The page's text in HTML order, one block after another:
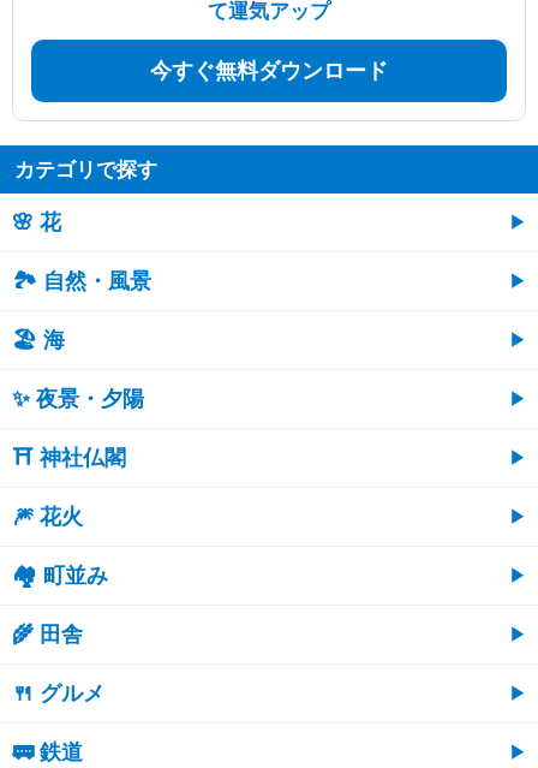
て運気アップ
今すぐ無料ダウンロード
カテゴリで探す
🌸 花
🏞️ 自然・風景
🏖 海
✨ 夜景・夕陽
⛩ 神社仏閣
🎆 花火
🏘 町並み
🌾 田舎
🍴 グルメ
🚃 鉄道